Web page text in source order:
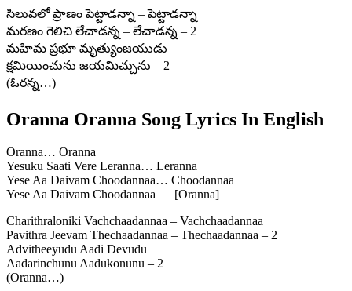
సిలువలో ప్రాణం పెట్టాడన్నా – పెట్టాడన్నా
మరణం గెలిచి లేచాడన్న – లేచాడన్న – 2
మహిమ ప్రభూ మృత్యుంజయుడు
క్షమియించును జయమిచ్చును – 2
(ఓరన్న…)
Oranna Oranna Song Lyrics In English
Oranna… Oranna
Yesuku Saati Vere Leranna… Leranna
Yese Aa Daivam Choodannaa… Choodannaa
Yese Aa Daivam Choodannaa [Oranna]
Charithraloniki Vachchaadannaa – Vachchaadannaa
Pavithra Jeevam Thechaadannaa – Thechaadannaa – 2
Advitheeyudu Aadi Devudu
Aadarinchunu Aadukonunu – 2
(Oranna…)